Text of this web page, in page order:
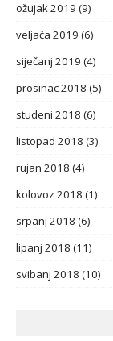
ožujak 2019 (9)
veljača 2019 (6)
siječanj 2019 (4)
prosinac 2018 (5)
studeni 2018 (6)
listopad 2018 (3)
rujan 2018 (4)
kolovoz 2018 (1)
srpanj 2018 (6)
lipanj 2018 (11)
svibanj 2018 (10)